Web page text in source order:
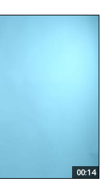
00:14